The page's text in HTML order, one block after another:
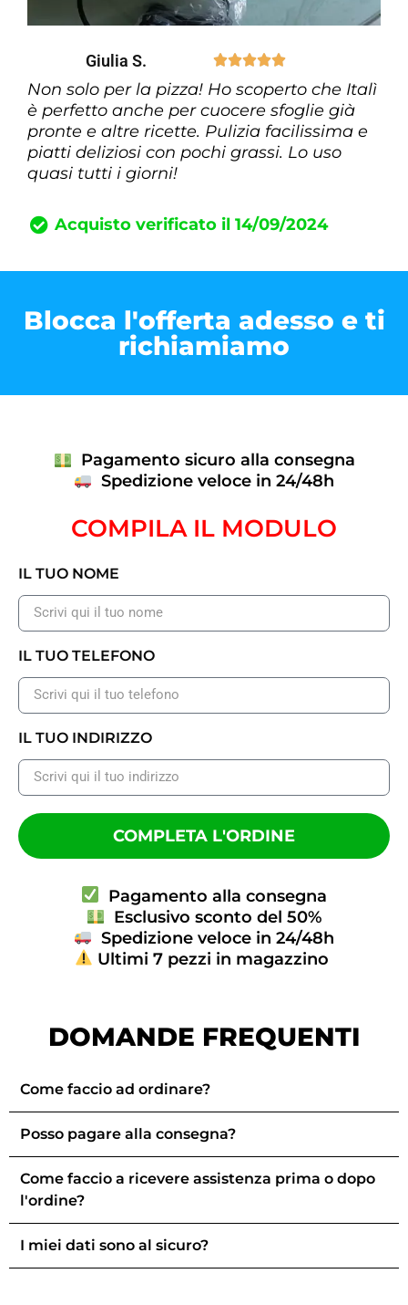
Giulia S. 
Non solo per la pizza! Ho scoperto che Italì
è perfetto anche per cuocere sfoglie già
pronte e altre ricette. Pulizia facilissima e
piatti deliziosi con pochi grassi. Lo uso
quasi tutti i giorni!
Acquisto verificato il 14/09/2024
Blocca l'offerta adesso e ti
richiamiamo
Pagamento sicuro alla consegna
Spedizione veloce in 24/48h
COMPILA IL MODULO
IL TUO NOME
IL TUO TELEFONO
IL TUO INDIRIZZO
COMPLETA L'ORDINE
Pagamento alla consegna
Esclusivo sconto del 50%
Spedizione veloce in 24/48h
Ultimi 7 pezzi in magazzino
DOMANDE FREQUENTI
Come faccio ad ordinare?
Posso pagare alla consegna?
Come faccio a ricevere assistenza prima o dopo
l'ordine?
I miei dati sono al sicuro?